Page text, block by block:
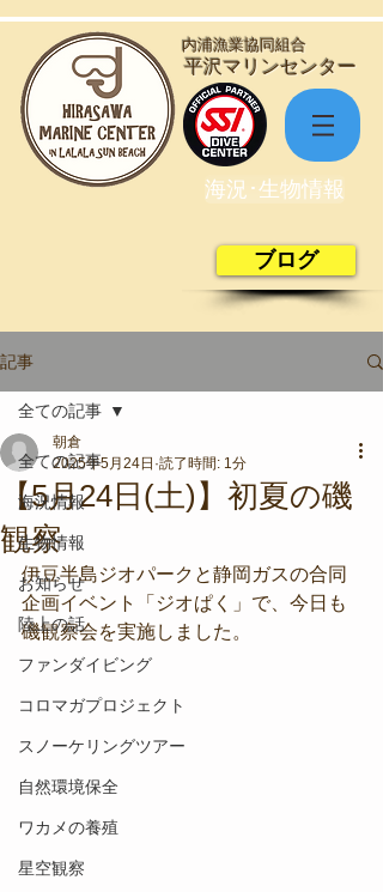
​平沢マリンセンター
​内浦漁業協同組合
海況･生物情報
ブログ
記事
全ての記事
海況情報
生物情報
お知らせ
陸上の話
ファンダイビング
コロマガプロジェクト
スノーケリングツアー
自然環境保全
ワカメの養殖
星空観察
全ての記事
【5月24日(土)】初夏の磯
観察
朝倉
2025年5月24日 読了時間: 1分
伊豆半島ジオパークと静岡ガスの合同
企画イベント「ジオぱく」で、今日も
磯観察会を実施しました。